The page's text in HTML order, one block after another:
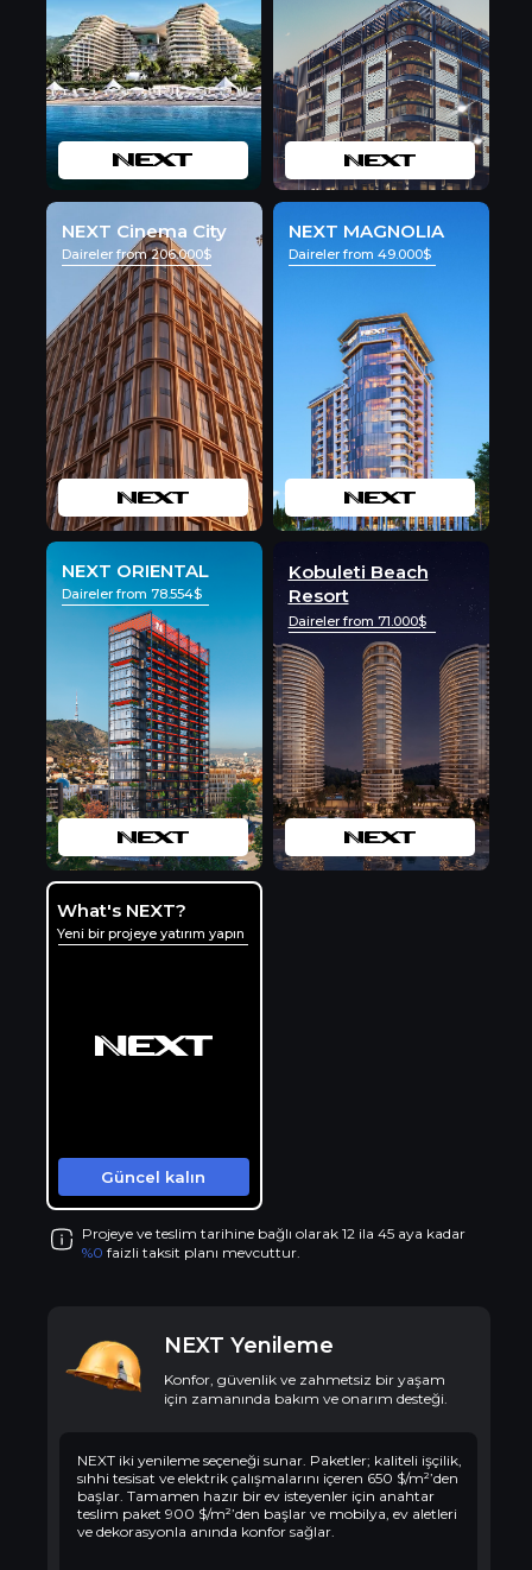
Ön Satış Fırsatları
NEXT Cinema City
Daireler from 206.000$
NEXT Yenileme
NEXT iki yenileme seçeneği sunar. Paketler; kaliteli işçilik,
sıhhi tesisat ve elektrik çalışmalarını içeren 650 $/m²’den
başlar. Tamamen hazır bir ev isteyenler için anahtar
teslim paket 900 $/m²’den başlar ve mobilya, ev aletleri
ve dekorasyonla anında konfor sağlar.
Konfor, güvenlik ve zahmetsiz bir yaşam
için zamanında bakım ve onarım desteği.
Projeye ve teslim tarihine bağlı olarak 12 ila 45 aya kadar
%0 faizli taksit planı mevcuttur.
NEXT MAGNOLIA
Daireler from 49.000$
Kobuleti Beach
Resort
Daireler from 71.000$
NEXT ORIENTAL
Daireler from 78.554$
What's NEXT?
Yeni bir projeye yatırım yapın
Güncel kalın